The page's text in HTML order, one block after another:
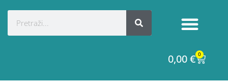
0,00€ 0